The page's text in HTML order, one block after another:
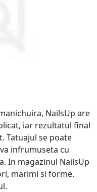
NailsUp are
iar rezultatul final
Tatuajul se poate
infrumuseta cu
In magazinul NailsUp
marimi si forme.